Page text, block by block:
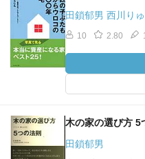
田鎖郁男 西川り
10 2.80
木の家の選び方 5
田鎖郁男